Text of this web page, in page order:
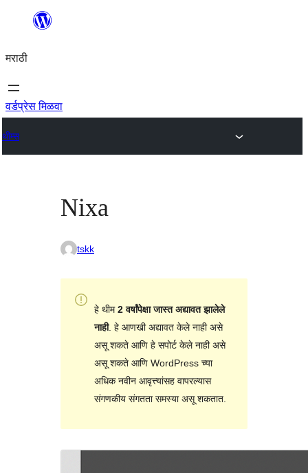
सामुग्रीवर
मराठी
वर्डप्रेस मिळवा
थीम्स
Nixa
tskk
हे थीम2 वर्षांपेक्षा जास्त अद्यावत झालेले
नाही. हे आणखी अद्यावत केले नाही असे
असू शकते आणि हे सपोर्ट केले नाही असे
असू शकते आणि WordPress च्या
अधिक नवीन आवृत्त्यांसह वापरल्यास
संगणकीय संगतता समस्या असू शकतात.